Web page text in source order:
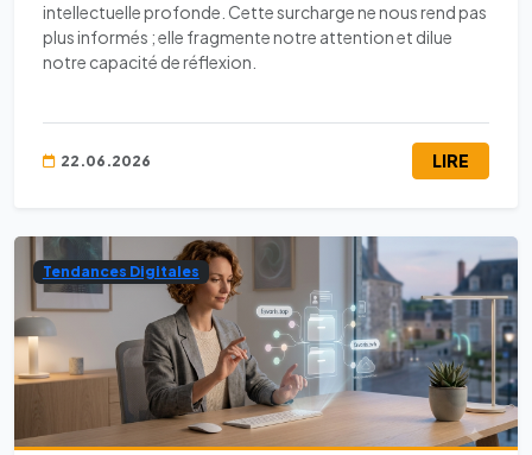
intellectuelle profonde. Cette surcharge ne nous rend pas
plus informés ; elle fragmente notre attention et dilue
notre capacité de réflexion.
22.06.2026 LIRE
Tendances Digitales